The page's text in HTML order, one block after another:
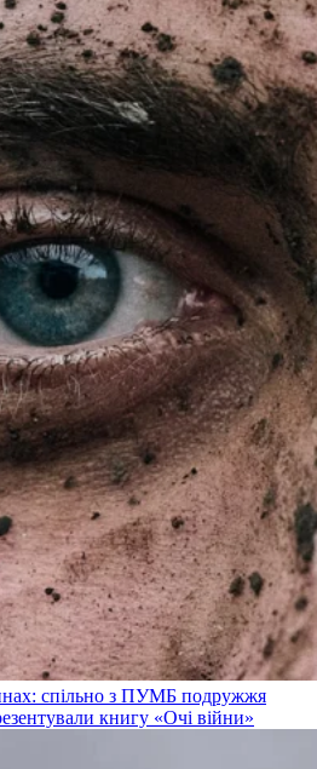
спільно з ПУМБ подружжя
книгу «Очі війни»